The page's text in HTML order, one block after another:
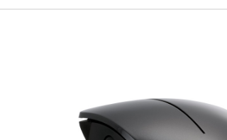
ゲーム関連 総務＋クリエイテ
採用情報